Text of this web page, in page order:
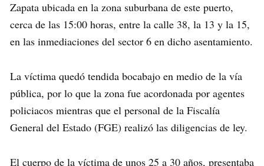
Zapata ubicada en la zona suburbana de este puerto,
cerca de las 15:00 horas, entre la calle 38, la 13 y la 15,
en las inmediaciones del sector 6 en dicho asentamiento.
La víctima quedó tendida bocabajo en medio de la vía
pública, por lo que la zona fue acordonada por agentes
policiacos mientras que el personal de la Fiscalía
General del Estado (FGE) realizó las diligencias de ley.
El cuerpo de la víctima de unos 25 a 30 años, presentaba